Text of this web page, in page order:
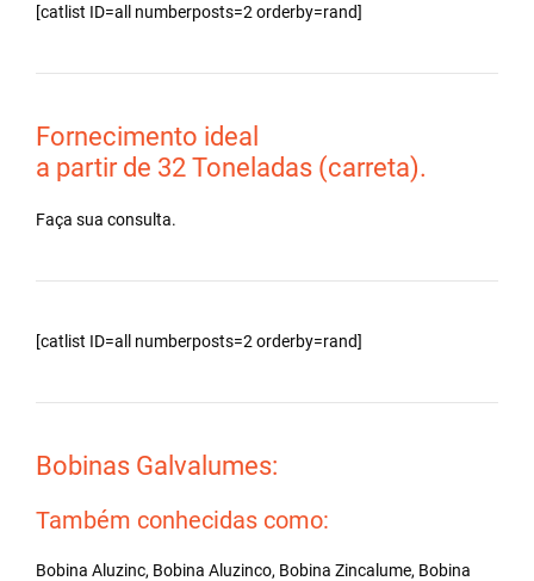
[catlist ID=all numberposts=2 orderby=rand]
Fornecimento ideal
a partir de 32 Toneladas (carreta).
Faça sua consulta.
[catlist ID=all numberposts=2 orderby=rand]
Bobinas Galvalumes:
Também conhecidas como:
Bobina Aluzinc, Bobina Aluzinco, Bobina Zincalume, Bobina